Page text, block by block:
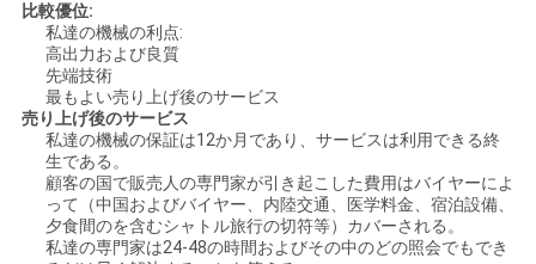
図
PRIVACY
POLICY
比較優位:
私達の機械の利点:
高出力および良質
先端技術
最もよい売り上げ後のサービス
売り上げ後のサービス
私達の機械の保証は12か月であり、サービスは利用できる終
生である。
顧客の国で販売人の専門家が引き起こした費用はバイヤーによ
って（中国およびバイヤー、内陸交通、医学料金、宿泊設備、
夕食間のを含むシャトル旅行の切符等）カバーされる。
私達の専門家は24-48の時間およびその中のどの照会でもでき